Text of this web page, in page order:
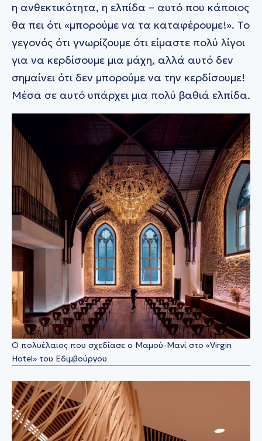
η ανθεκτικότητα, η ελπίδα – αυτό που κάποιος
θα πει ότι «μπορούμε να τα καταφέρουμε!». Το
γεγονός ότι γνωρίζουμε ότι είμαστε πολύ λίγοι
για να κερδίσουμε μια μάχη, αλλά αυτό δεν
σημαίνει ότι δεν μπορούμε να την κερδίσουμε!
Μέσα σε αυτό υπάρχει μια πολύ βαθιά ελπίδα.
Ο πολυέλαιος που σχεδίασε ο Μαμού-Μανί στο «Virgin
Ηotel» του Εδιμβούργου